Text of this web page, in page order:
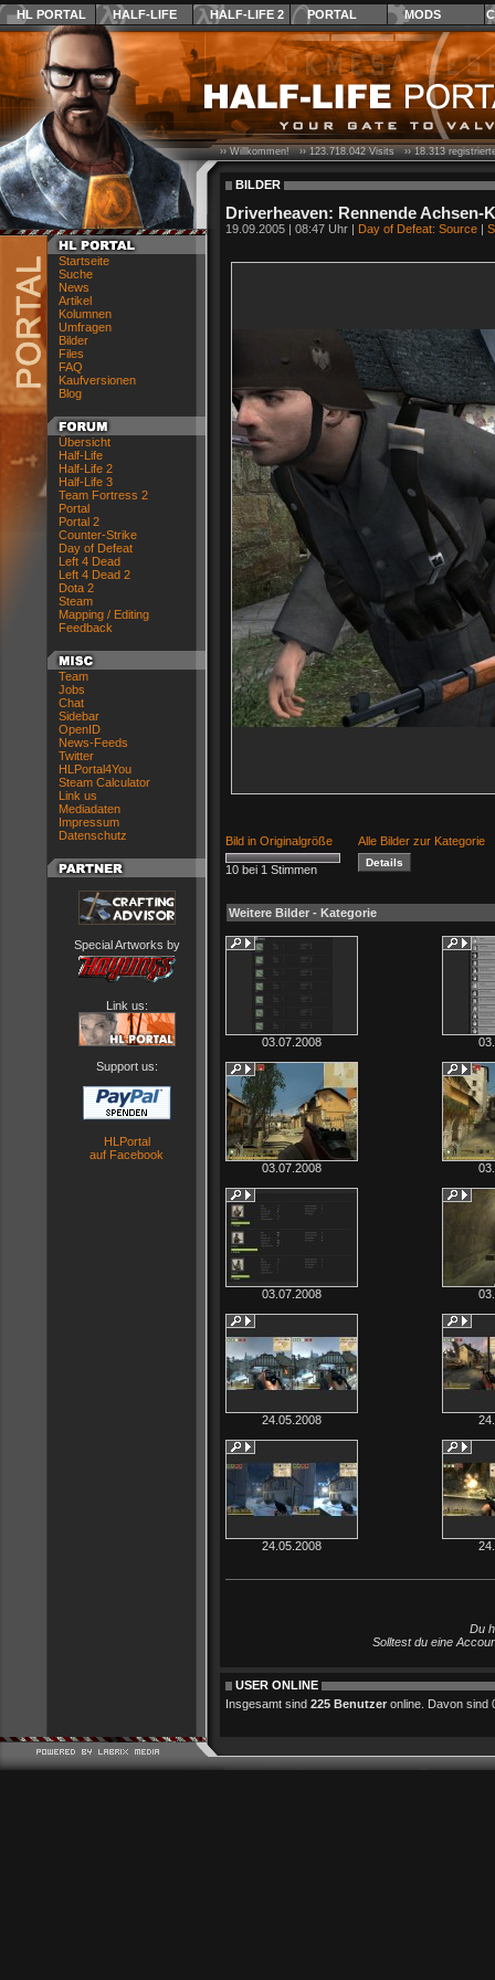
HL PORTAL HALF-LIFE HALF-LIFE 2 PORTAL MODS
Startseite
Suche
News
Artikel
Kolumnen
Umfragen
Bilder
Files
FAQ
Kaufversionen
Blog
Übersicht
Half-Life
Half-Life 2
Half-Life 3
Team Fortress 2
Portal
Portal 2
Counter-Strike
Day of Defeat
Left 4 Dead
Left 4 Dead 2
Dota 2
Steam
Mapping / Editing
Feedback
Team
Jobs
Chat
Sidebar
OpenID
News-Feeds
Twitter
HLPortal4You
Steam Calculator
Link us
Mediadaten
Impressum
Datenschutz
Special Artworks by
Link us:
Support us:
HLPortal
auf Facebook
›› Willkommen! ››123.718.042Visits ››18.313
BILDER
Driverheaven: Rennende Achsen-
19.09.2005 | 08:47 Uhr | Day of Defeat: Source |
Bild in Originalgröße Alle Bilder zur Kategorie
10 bei 1 Stimmen
Weitere Bilder - Kategorie
03.07.2008
03.07.2008
03.07.2008
24.05.2008
24.05.2008
Du
Solltest du eine
USER ONLINE
Insgesamt sind 225 Benutzer online. Davon sind